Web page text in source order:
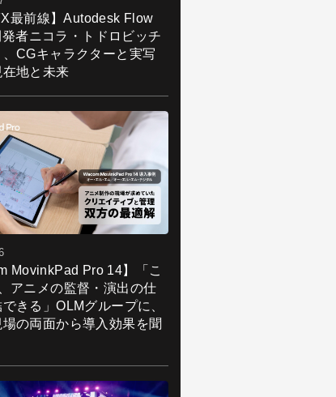
最前線】Autodesk Flow
者ニコラ・トドロビッチ
、CGキャラクターと実写
地と未来
MovinkPad Pro 14】「こ
アニメの監督・演出の仕
きる」OLMグループに、
の両面から導入効果を聞